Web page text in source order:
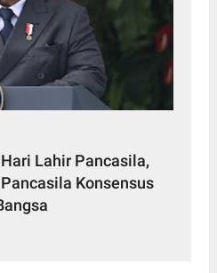
Lahir Pancasila,
Konsensus